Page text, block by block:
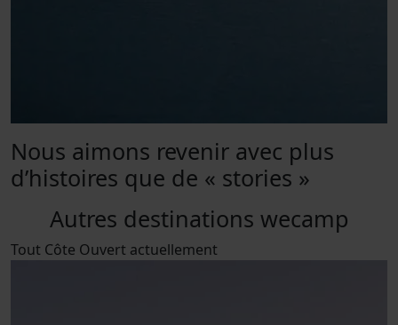
Nous aimons revenir avec plus
d’histoires que de « stories »
Autres destinations wecamp
Tout Côte Ouvert actuellement